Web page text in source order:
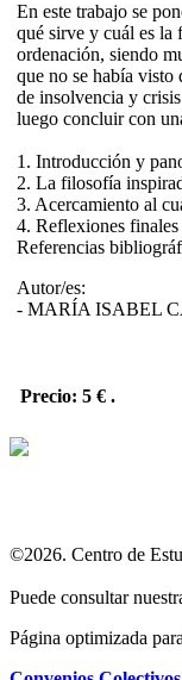
En este trabajo se
qué sirve y cuál es la
ordenación, siendo
que no se había visto
de insolvencia y
luego concluir con
1. Introducción y
2. La filosofía
3. Acercamiento al
4. Reflexiones finales
Referencias
Autor/es:
- MARÍA ISABEL
Precio: 5 € .
©2026. Centro de
Puede consultar
Página optimizada